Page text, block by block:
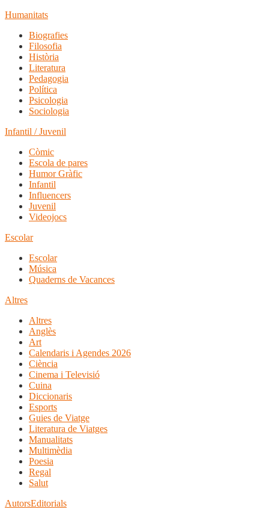
Humanitats
Biografies
Filosofia
Història
Literatura
Pedagogia
Política
Psicologia
Sociologia
Infantil / Juvenil
Còmic
Escola de pares
Humor Gràfic
Infantil
Influencers
Juvenil
Videojocs
Escolar
Escolar
Música
Quaderns de Vacances
Altres
Altres
Anglès
Art
Calendaris i Agendes 2026
Ciència
Cinema i Televisió
Cuina
Diccionaris
Esports
Guies de Viatge
Literatura de Viatges
Manualitats
Multimèdia
Poesia
Regal
Salut
AutorsEditorials